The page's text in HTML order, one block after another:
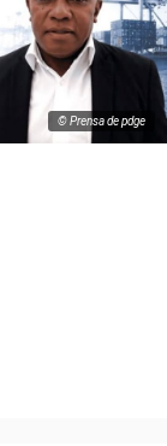
© Prensa de pdge